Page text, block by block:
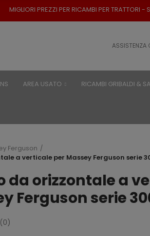
PER RICAMBI PER TRATTORI - SPEDIZIONE
ASSISTENZA
AREA USATO RICAMBI GRIBALDI &
Ferguson
a verticale per Massey Ferguson serie
da orizzontale a
Ferguson serie
0)